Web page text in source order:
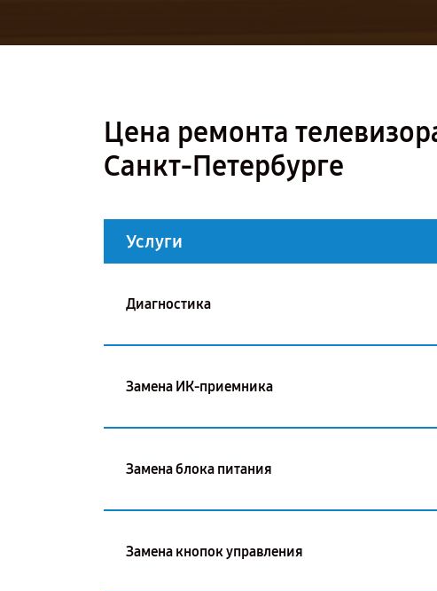
Цена ремонта
Санкт-Петербурге
Услуги
Диагностика
Замена ИК-приемника
Замена блока питания
Замена кнопок управления